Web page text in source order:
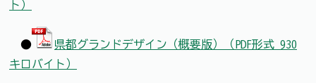
ト）
●
県都グランドデザイン（概要版）（PDF形式 930
キロバイト）